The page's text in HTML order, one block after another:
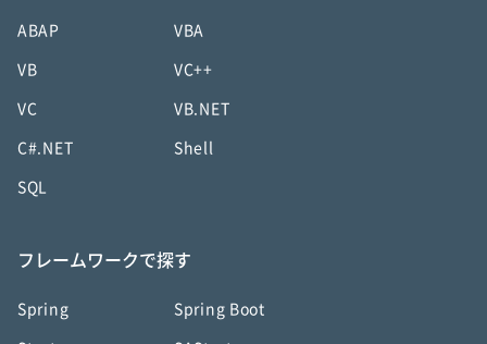
ABAP VBA
VB VC++
VC VB.NET
C#.NET Shell
SQL
フレームワークで探す
Spring Spring Boot